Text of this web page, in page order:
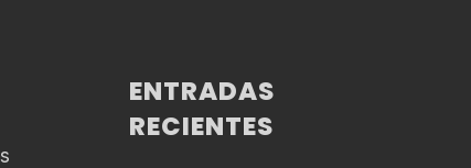
ENTRADAS
RECIENTES